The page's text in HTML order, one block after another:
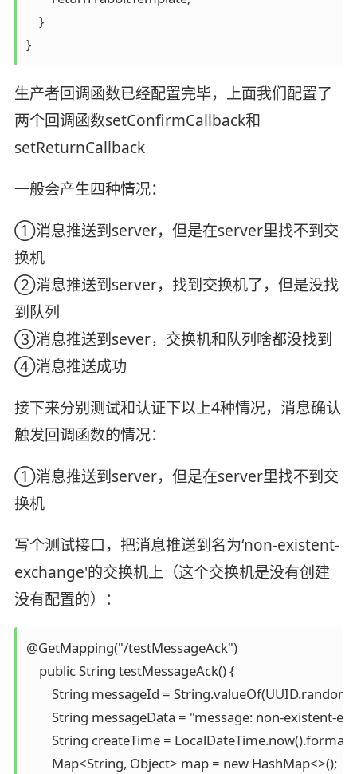
    }
}
生产者回调函数已经配置完毕，上面我们配置了
两个回调函数setConfirmCallback和
setReturnCallback
一般会产生四种情况：
①消息推送到server，但是在server里找不到交
换机
②消息推送到server，找到交换机了，但是没找
到队列
③消息推送到sever，交换机和队列啥都没找到
④消息推送成功
接下来分别测试和认证下以上4种情况，消息确认
触发回调函数的情况：
①消息推送到server，但是在server里找不到交
换机
写个测试接口，把消息推送到名为‘non-existent-
exchange'的交换机上（这个交换机是没有创建
没有配置的）：
@GetMapping("/testMessageAck")
    public String testMessageAck() {
String messageId =
String messageData = "message: non-existent-
String createTime =
        Map<String, Object> map = new HashMap<>();